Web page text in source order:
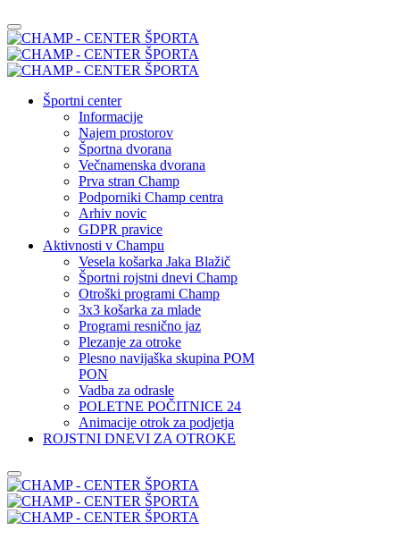
Športni center
Informacije
Najem prostorov
Športna dvorana
Večnamenska dvorana
Prva stran Champ
Podporniki Champ centra
Arhiv novic
GDPR pravice
Aktivnosti v Champu
Vesela košarka Jaka Blažič
Športni rojstni dnevi Champ
Otroški programi Champ
3x3 košarka za mlade
Programi resnično jaz
Plezanje za otroke
Plesno navijaška skupina POM
PON
Vadba za odrasle
POLETNE POČITNICE 24
Animacije otrok za podjetja
ROJSTNI DNEVI ZA OTROKE